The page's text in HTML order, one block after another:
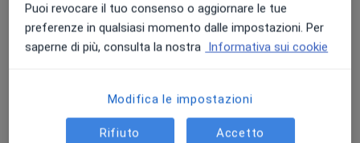
Visita urologica
Da 120 € Dettagli Prenota una visita
Dettagli Prenota una visita
Puoi revocare il tuo consenso o aggiornare le tue
preferenze in qualsiasi momento dalle impostazioni. Per
saperne di più, consulta la nostra Informativa sui cookie
Modifica le impostazioni
Rifiuto Accetto